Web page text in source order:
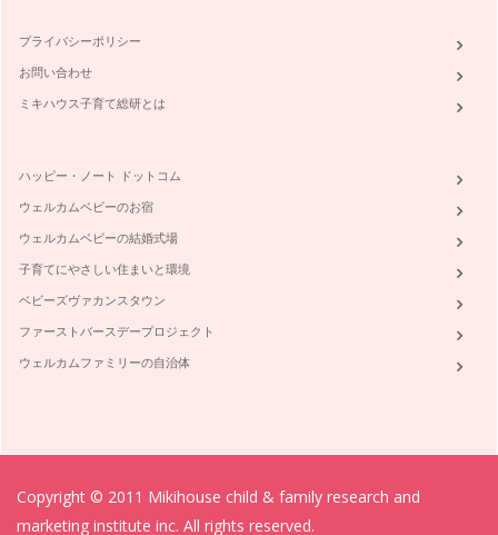
プライバシーポリシー
お問い合わせ
ミキハウス子育て総研とは
ハッピー・ノート ドットコム
ウェルカムベビーのお宿
ウェルカムベビーの結婚式場
子育てにやさしい住まいと環境
ベビーズヴァカンスタウン
ファーストバースデープロジェクト
ウェルカムファミリーの自治体
Copyright © 2011 Mikihouse child & family research and
marketing institute inc. All rights reserved.